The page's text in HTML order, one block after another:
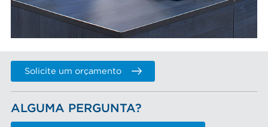
Solicite um orçamento
ALGUMA PERGUNTA?